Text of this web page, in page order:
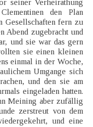
seiner Verheirathung
den Plan
Gesellschaften fern zu
Abend zugebracht und
und sie war das gern
sie einen kleinen
einmal in der Woche,
Umgange sich
und den sie am
eingeladen hatten.
Meining aber zufällig
zerstreut von dem
und eine